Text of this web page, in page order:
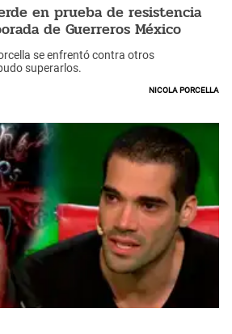
en prueba de resistencia
de Guerreros México
se enfrentó contra otros
superarlos.
Nicola Porcella